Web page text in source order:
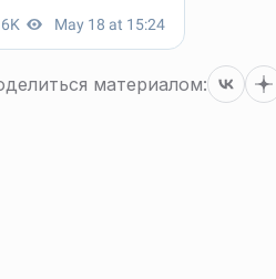
материалом: